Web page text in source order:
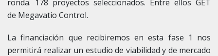
ronda. 178 proyectos seleccionados. Entre ellos GET
de Megavatio Control.
La financiación que recibiremos en esta fase 1 nos
permitirá realizar un estudio de viabilidad y de mercado